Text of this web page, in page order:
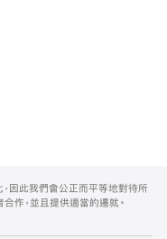
因此我們會公正而平等地對待所
作，並且提供適當的遷就。